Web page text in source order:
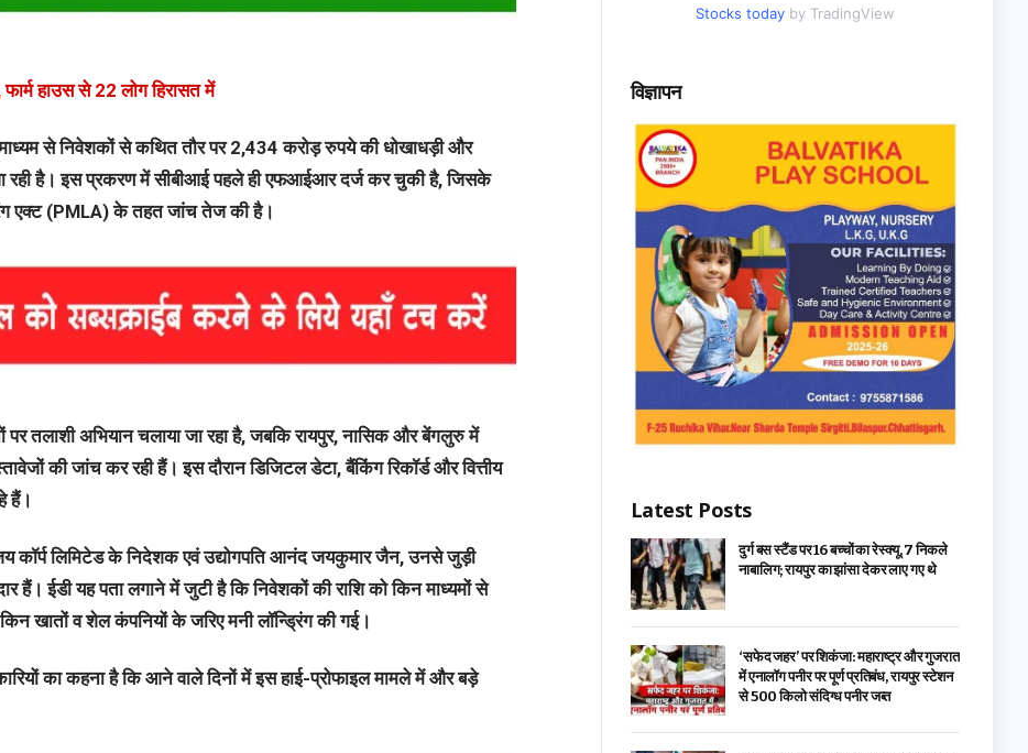
फार्म हाउस से 22 लोग हिरासत में
से निवेशकों से कथित तौर पर 2,434 करोड़ रुपये की धोखाधड़ी और
रही है। इस प्रकरण में सीबीआई पहले ही एफआईआर दर्ज कर चुकी है, जिसके
एक्ट (PMLA) के तहत जांच तेज की है।
तलाशी अभियान चलाया जा रहा है, जबकि रायपुर, नासिक और बेंगलुरु में
की जांच कर रही हैं। इस दौरान डिजिटल डेटा, बैंकिंग रिकॉर्ड और वित्तीय
हैं।
कॉर्प लिमिटेड के निदेशक एवं उद्योगपति आनंद जयकुमार जैन, उनसे जुड़ी
हैं। ईडी यह पता लगाने में जुटी है कि निवेशकों की राशि को किन माध्यमों से
खातों व शेल कंपनियों के जरिए मनी लॉन्ड्रिंग की गई।
का कहना है कि आने वाले दिनों में इस हाई-प्रोफाइल मामले में और बड़े
Stocks today by TradingView
विज्ञापन
Latest Posts
दुर्ग बस स्टैंड पर 16 बच्चों का रेस्क्यू, 7 निकले
नाबालिग; रायपुर का झांसा देकर लाए गए थे
‘सफेद जहर’ पर शिकंजा: महाराष्ट्र और गुजरात
में एनालॉग पनीर पर पूर्ण प्रतिबंध, रायपुर स्टेशन
से 500 किलो संदिग्ध पनीर जब्त